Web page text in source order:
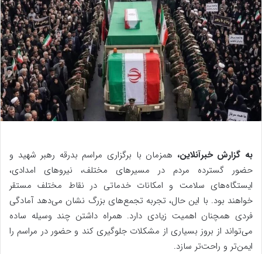
به گزارش خبرآنلاین، همزمان با برگزاری مراسم بدرقه رهبر شهید و
حضور گسترده مردم در مسیرهای مختلف، نیروهای امدادی،
ایستگاه‌های سلامت و امکانات خدماتی در نقاط مختلف مستقر
خواهند بود. با این حال، تجربه تجمع‌های بزرگ نشان می‌دهد آمادگی
فردی همچنان اهمیت زیادی دارد. همراه داشتن چند وسیله ساده
می‌تواند از بروز بسیاری از مشکلات جلوگیری کند و حضور در مراسم را
ایمن‌تر و راحت‌تر سازد.